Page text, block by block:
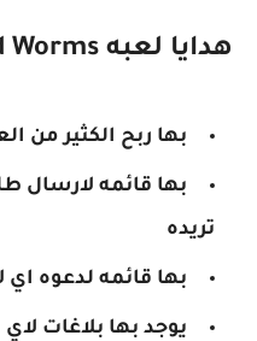
هدايا لعبه Wild Worms
بها ربح الكثير من
بها قائمه لارسال
تريده
بها قائمه لدعوه
يوجد بها بلاغات